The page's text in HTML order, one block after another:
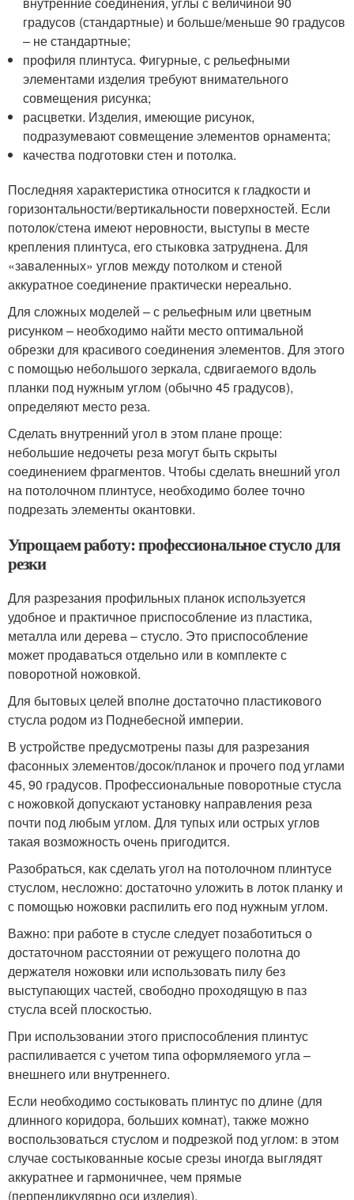
градусов (стандартные) и больше/меньше 90 градусов
– не стандартные;
профиля плинтуса. Фигурные, с рельефными
элементами изделия требуют внимательного
совмещения рисунка;
расцветки. Изделия, имеющие рисунок,
подразумевают совмещение элементов орнамента;
качества подготовки стен и потолка.
Последняя характеристика относится к гладкости и
горизонтальности/вертикальности поверхностей. Если
потолок/стена имеют неровности, выступы в месте
крепления плинтуса, его стыковка затруднена. Для
«заваленных» углов между потолком и стеной
аккуратное соединение практически нереально.
Для сложных моделей – с рельефным или цветным
рисунком – необходимо найти место оптимальной
обрезки для красивого соединения элементов. Для этого
с помощью небольшого зеркала, сдвигаемого вдоль
планки под нужным углом (обычно 45 градусов),
определяют место реза.
Сделать внутренний угол в этом плане проще:
небольшие недочеты реза могут быть скрыты
соединением фрагментов. Чтобы сделать внешний угол
на потолочном плинтусе, необходимо более точно
подрезать элементы окантовки.
Упрощаем работу: профессиональное стусло для
резки
Для разрезания профильных планок используется
удобное и практичное приспособление из пластика,
металла или дерева – стусло. Это приспособление
может продаваться отдельно или в комплекте с
поворотной ножовкой.
Для бытовых целей вполне достаточно пластикового
стусла родом из Поднебесной империи.
В устройстве предусмотрены пазы для разрезания
фасонных элементов/досок/планок и прочего под углами
45, 90 градусов. Профессиональные поворотные стусла
с ножовкой допускают установку направления реза
почти под любым углом. Для тупых или острых углов
такая возможность очень пригодится.
Разобраться, как сделать угол на потолочном плинтусе
стуслом, несложно: достаточно уложить в лоток планку и
с помощью ножовки распилить его под нужным углом.
Важно: при работе в стусле следует позаботиться о
достаточном расстоянии от режущего полотна до
держателя ножовки или использовать пилу без
выступающих частей, свободно проходящую в паз
стусла всей плоскостью.
При использовании этого приспособления плинтус
распиливается с учетом типа оформляемого угла –
внешнего или внутреннего.
Если необходимо состыковать плинтус по длине (для
длинного коридора, больших комнат), также можно
воспользоваться стуслом и подрезкой под углом: в этом
случае состыкованные косые срезы иногда выглядят
аккуратнее и гармоничнее, чем прямые
(перпендикулярно оси изделия).